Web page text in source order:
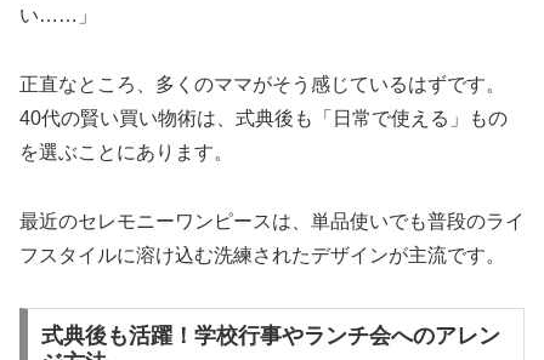
い……」
正直なところ、多くのママがそう感じているはずです。
40代の賢い買い物術は、式典後も「日常で使える」もの
を選ぶことにあります。
最近のセレモニーワンピースは、単品使いでも普段のライ
フスタイルに溶け込む洗練されたデザインが主流です。
式典後も活躍！学校行事やランチ会へのアレン